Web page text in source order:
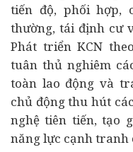
tiến độ, phối hợp,
thường, tái định cư
Phát triển KCN
tuân thủ nghiêm
toàn lao động và
chủ động thu hút
nghệ tiên tiến, tạo
năng lực cạnh tranh